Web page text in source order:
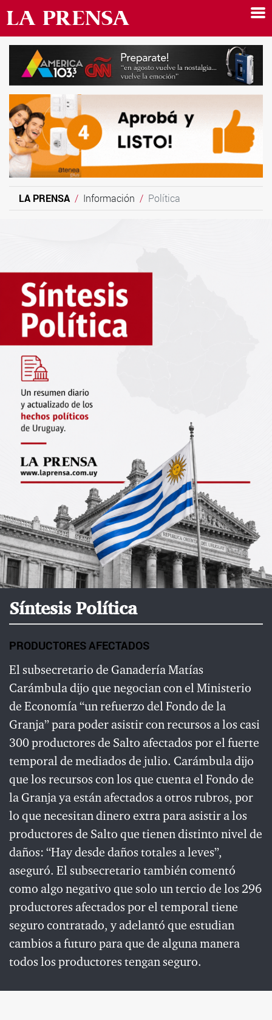
LA PRENSA Información Política
Síntesis Política
PRODUCTORES AFECTADOS
El subsecretario de Ganadería Matías
Carámbula dijo que negocian con el Ministerio
de Economía “un refuerzo del Fondo de la
Granja” para poder asistir con recursos a los casi
300 productores de Salto afectados por el fuerte
temporal de mediados de julio. Carámbula dijo
que los recursos con los que cuenta el Fondo de
la Granja ya están afectados a otros rubros, por
lo que necesitan dinero extra para asistir a los
productores de Salto que tienen distinto nivel de
daños: “Hay desde daños totales a leves”,
aseguró. El subsecretario también comentó
como algo negativo que solo un tercio de los 296
productores afectados por el temporal tiene
seguro contratado, y adelantó que estudian
cambios a futuro para que de alguna manera
todos los productores tengan seguro.